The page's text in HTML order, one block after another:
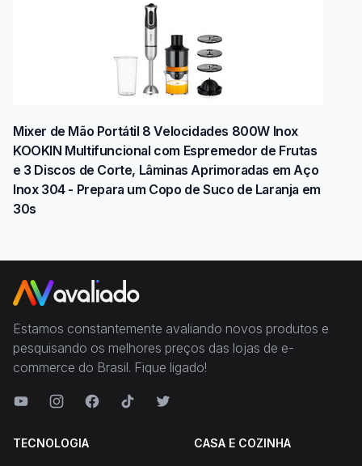
Mixer de Mão Portátil 8 Velocidades 800W Inox
KOOKIN Multifuncional com Espremedor de Frutas
e 3 Discos de Corte, Lâminas Aprimoradas em Aço
Inox 304 - Prepara um Copo de Suco de Laranja em
30s
Estamos constantemente avaliando novos produtos e
pesquisando os melhores preços das lojas de e-
commerce do Brasil. Fique ligado!
TECNOLOGIA CASA E COZINHA